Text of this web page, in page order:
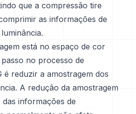
que a compressão tire
as informações de
está no espaço de cor
no processo de
é reduzir a amostragem dos
A redução da amostragem
informações de